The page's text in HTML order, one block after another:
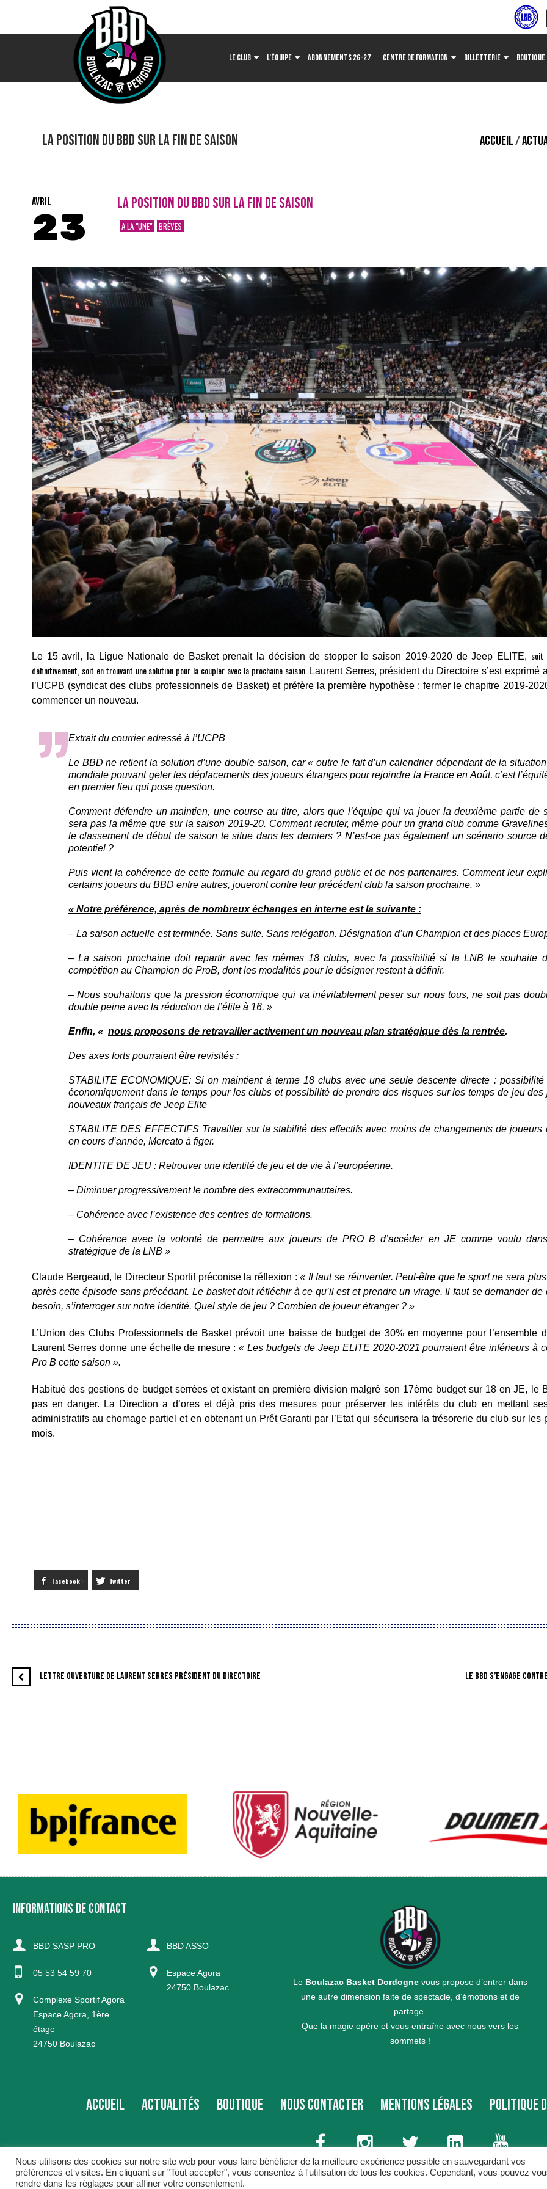
LE CLUB L’ÉQUIPE ABONNEMENTS 26-27 CENTRE DE FORMATION BILLETTERIE BOUTIQUE
LA POSITION DU BBD SUR LA FIN DE SAISON ACCUEIL/
AVRIL
23
LA POSITION DU BBD SUR LA FIN DE SAISON
A LA "UNE" BRÈVES
Le 15 avril, la Ligue Nationale de Basket prenait la décision de stopper le saison 2019-2020 de Jeep ELITE, soit
définitivement, soit en trouvant une solution pour la coupler avec la prochaine saison. Laurent Serres, président du Directoire s’est exprimé
l’UCPB (syndicat des clubs professionnels de Basket) et préfère la première hypothèse : fermer le chapitre 2019-
commencer un nouveau.
Extrait du courrier adressé à l’UCPB
Le BBD ne retient la solution d’une double saison, car « outre le fait d’un calendrier dépendant de la
mondiale pouvant geler les déplacements des joueurs étrangers pour rejoindre la France en Août, c’est
en premier lieu qui pose question.
Comment défendre un maintien, une course au titre, alors que l’équipe qui va jouer la deuxième partie de
sera pas la même que sur la saison 2019-20. Comment recruter, même pour un grand club comme
le classement de début de saison te situe dans les derniers ? N’est-ce pas également un scénario source
potentiel ?
Puis vient la cohérence de cette formule au regard du grand public et de nos partenaires. Comment leur
certains joueurs du BBD entre autres, joueront contre leur précédent club la saison prochaine. »
« Notre préférence, après de nombreux échanges en interne est la suivante :
– La saison actuelle est terminée. Sans suite. Sans relégation. Désignation d’un Champion et des places
– La saison prochaine doit repartir avec les mêmes 18 clubs, avec la possibilité si la LNB le souhaite
compétition au Champion de ProB, dont les modalités pour le désigner restent à définir.
– Nous souhaitons que la pression économique qui va inévitablement peser sur nous tous, ne soit pas
double peine avec la réduction de l’élite à 16. »
Enfin, « nous proposons de retravailler activement un nouveau plan stratégique dès la rentrée.
Des axes forts pourraient être revisités :
STABILITE ECONOMIQUE: Si on maintient à terme 18 clubs avec une seule descente directe : possibilité
économiquement dans le temps pour les clubs et possibilité de prendre des risques sur les temps de jeu des
nouveaux français de Jeep Elite
STABILITE DES EFFECTIFSTravailler sur la stabilité des effectifs avec moins de changements de joueurs
en cours d’année, Mercato à figer.
IDENTITE DE JEU : Retrouver une identité de jeu et de vie à l’européenne.
– Diminuer progressivement le nombre des extracommunautaires.
– Cohérence avec l’existence des centres de formations.
– Cohérence avec la volonté de permettre aux joueurs de PRO B d’accéder en JE comme voulu
stratégique de la LNB »
Claude Bergeaud, le Directeur Sportif préconise la réflexion :« Il faut se réinventer. Peut-être que le sport ne sera
après cette épisode sans précédant. Le basket doit réfléchir à ce qu’il est et prendre un virage. Il faut se demander de
besoin, s’interroger sur notre identité. Quel style de jeu ? Combien de joueur étranger ? »
L’Union des Clubs Professionnels de Basket prévoit une baisse de budget de 30% en moyenne pour l’ensemble
Laurent Serres donne une échelle de mesure :« Les budgets de Jeep ELITE 2020-2021 pourraient être inférieurs à
Pro B cette saison ».
Habitué des gestions de budget serrées et existant en première division malgré son 17ème budget sur 18 en JE, le
pas en danger. La Direction a d’ores et déjà pris des mesures pour préserver les intérêts du club en mettant
administratifs au chomage partiel et en obtenant un Prêt Garanti par l’Etat qui sécurisera la trésorerie du club sur les
mois.
Facebook Twitter
LE BBD S’ENGAGE
LETTRE OUVERTURE DE LAURENT SERRES PRÉSIDENT DU DIRECTOIRE
INFORMATIONS DE CONTACT
BBD SASP PRO
05 53 54 59 70
Complexe Sportif Agora
Espace Agora, 1ère
étage
24750 Boulazac
BBD ASSO
Espace Agora
24750 Boulazac
Le Boulazac Basket Dordognevous propose d’entrer dans
une autre dimension faite de spectacle, d’émotions et de
partage.
Que la magie opère et vous entraîne avec nous vers les
sommets !
ACCUEIL ACTUALITÉS BOUTIQUE NOUS CONTACTER MENTIONS LÉGALES POLITIQUE
BBD © 2016
Nous utilisons des cookies sur notre site web pour vous faire bénéficier de la meilleure expérience possible en sauvegardant vos
préférences et visites. En cliquant sur "Tout accepter", vous consentez à l'utilisation de tous les cookies. Cependant, vous pouvez
rendre dans les réglages pour affiner votre consentement.